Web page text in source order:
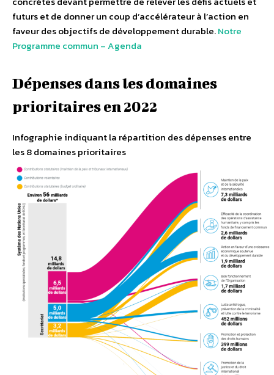
futurs et de donner un coup d’accélérateur à l’action en
faveur des objectifs de développement durable.Notre
Programme commun – Agenda
Dépenses dans les domaines
prioritaires en 2022
Infographie indiquant la répartition des dépenses entre
les 8 domaines prioritaires